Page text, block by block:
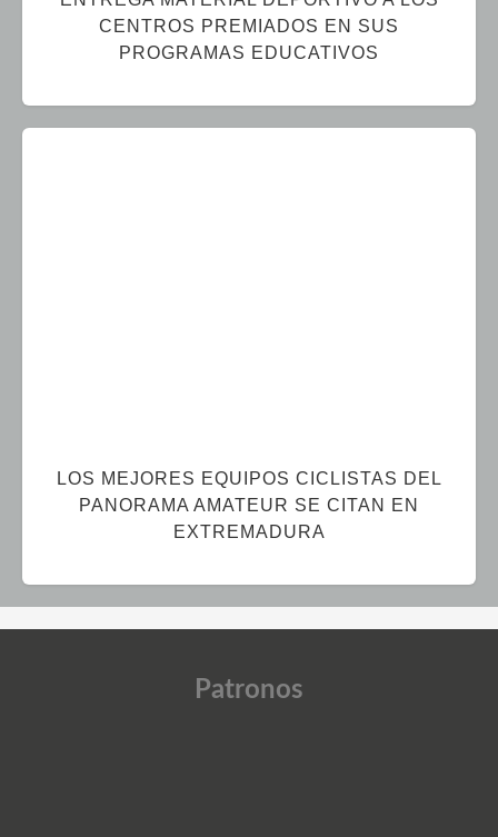
CENTROS PREMIADOS EN SUS
PROGRAMAS EDUCATIVOS
LOS MEJORES EQUIPOS CICLISTAS DEL
PANORAMA AMATEUR SE CITAN EN
EXTREMADURA
Patronos